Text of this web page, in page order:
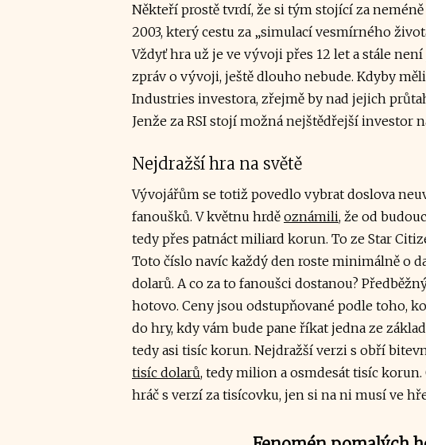
Někteří prostě tvrdí, že si tým stojící za
2003, který cestu za „simulací vesmírného
Vždyť hra už je ve vývoji přes 12 let a stále
zpráv o vývoji, ještě dlouho nebude. Kdyby
Industries investora, zřejmě by nad jejich
Jenže za RSI stojí možná nejštědřejší investor
Nejdražší hra na světě
Vývojářům se totiž povedlo vybrat doslova
fanoušků. V květnu hrdě oznámili, že od
tedy přes patnáct miliard korun. To ze Star
Toto číslo navíc každý den roste minimálně o
dolarů. A co za to fanoušci dostanou?
hotovo. Ceny jsou odstupňované podle toho,
do hry, kdy vám bude pane říkat jedna ze
tedy asi tisíc korun. Nejdražší verzi s obří
tisíc dolarů, tedy milion a osmdesát tisíc
hráč s verzí za tisícovku, jen si na ni musí ve